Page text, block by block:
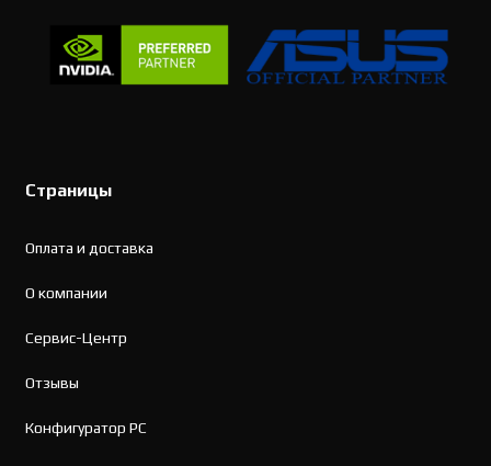
Страницы
Оплата и доставка
О компании
Сервис-Центр
Отзывы
Конфигуратор PC